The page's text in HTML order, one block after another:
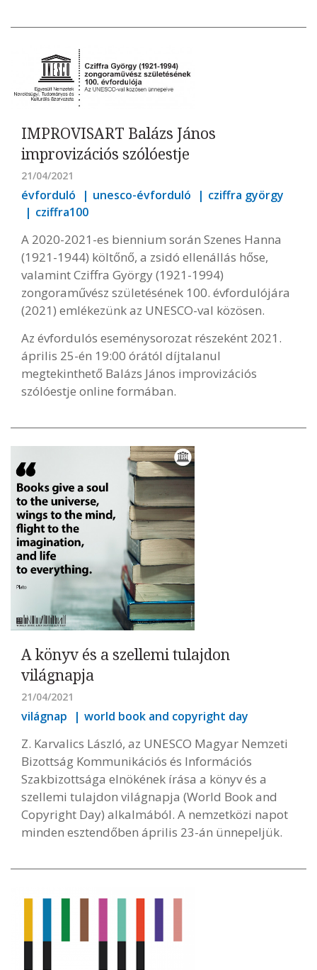
IMPROVISART Balázs János
improvizációs szólóestje
21/04/2021
évforduló unesco-évforduló
cziffra györgy
cziffra100
A 2020-2021-es biennium során Szenes Hanna
(1921-1944) költőnő, a zsidó ellenállás hőse,
valamint Cziffra György (1921-1994)
zongoraművész születésének 100. évfordulójára
(2021) emlékezünk az UNESCO-val közösen.
Az évfordulós eseménysorozat részeként 2021.
április 25-én 19:00 órától díjtalanul
megtekinthető Balázs János improvizációs
szólóestje online formában.
A könyv és a szellemi tulajdon
világnapja
21/04/2021
világnap world book and copyright day
Z. Karvalics László, az UNESCO Magyar Nemzeti
Bizottság Kommunikációs és Információs
Szakbizottsága elnökének írása a könyv és a
szellemi tulajdon világnapja (World Book and
Copyright Day) alkalmából. A nemzetközi napot
minden esztendőben április 23-án ünnepeljük.